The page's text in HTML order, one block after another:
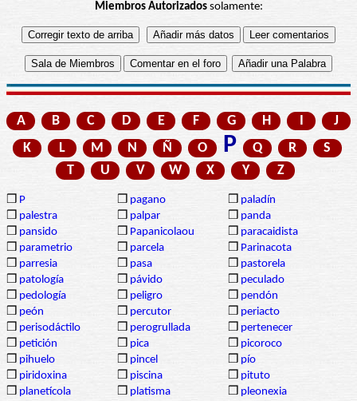
Miembros Autorizadossolamente:
A B C D E F G H I
J
K
L M N Ñ O P Q R
S
T
U V W X Y Z
❒ P ❒ pagano ❒ paladín
❒ palestra ❒ palpar ❒ panda
❒ pansido ❒ Papanicolaou ❒ paracaidista
❒ parametrio ❒ parcela ❒ Parinacota
❒ parresia ❒ pasa ❒ pastorela
❒ patología ❒ pávido ❒ peculado
❒ pedología ❒ peligro ❒ pendón
❒ peón ❒ percutor ❒ periacto
❒ perisodáctilo ❒ perogrullada ❒ pertenecer
❒ petición ❒ pica ❒ picoroco
❒ pihuelo ❒ pincel ❒ pío
❒ piridoxina ❒ piscina ❒ pituto
❒ planetícola ❒ platisma ❒ pleonexia